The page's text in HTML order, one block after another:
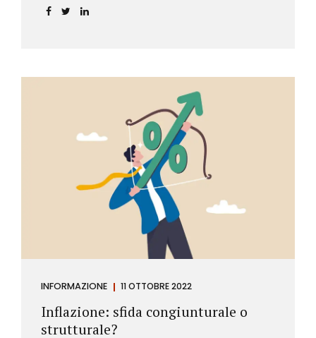
INFORMAZIONE 11 OTTOBRE 2022
Inflazione: sfida congiunturale o
strutturale?